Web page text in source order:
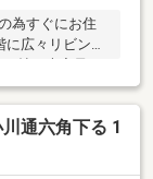
為すぐにお住
広々リビング
ヒーター・全
面道路約６
.５帖の居室は
車2台可で来客
通六角下る 1